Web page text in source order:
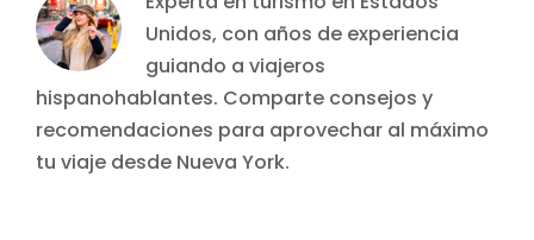
Unidos, con años de experiencia
guiando a viajeros
hispanohablantes. Comparte consejos y
recomendaciones para aprovechar al máximo
tu viaje desde Nueva York.